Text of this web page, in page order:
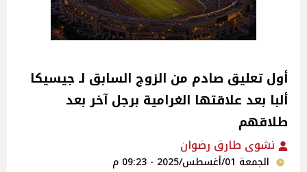
أول تعليق صادم من الزوج السابق لـ جيسيكا
ألبا بعد علاقتها الغرامية برجل آخر بعد
طلاقهم
نشوى طارق رضوان
الجمعة 01/أغسطس/2025 - 09:23 م